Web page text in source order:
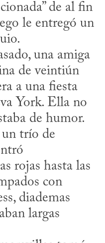
de al fin
le entregó un
de veintiún
a una fiesta
York. Ella no
de humor.
trío de
rojas hasta las
con
diademas
largas